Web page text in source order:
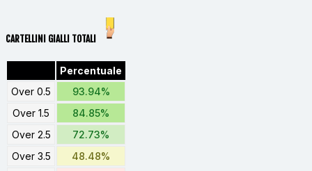
CARTELLINI GIALLI TOTALI
Percentuale
Over 0.5
93.94%
Over 1.5
84.85%
Over 2.5
72.73%
Over 3.5
48.48%